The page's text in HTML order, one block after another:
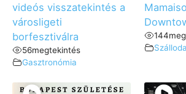
videós visszatekintés a
városligeti
borfesztiválra
56megtekintés
Gasztronómia
144
Szálloda